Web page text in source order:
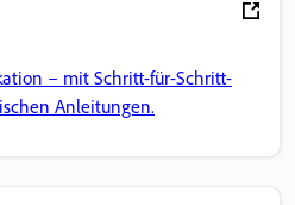
– mit Schritt-für-Schritt-
Anleitungen.